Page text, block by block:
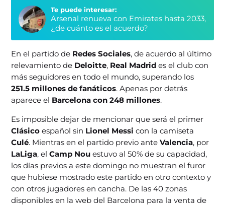
Te puede interesar:
Arsenal renueva con Emirates hasta 2033,
¿de cuánto es el acuerdo?
En el partido de Redes Sociales, de acuerdo al último
relevamiento de Deloitte, Real Madrid es el club con
más seguidores en todo el mundo, superando los
251.5 millones de fanáticos. Apenas por detrás
aparece el Barcelona con 248 millones.
Es imposible dejar de mencionar que será el primer
Clásico español sin Lionel Messicon la camiseta
Culé. Mientras en el partido previo anteValencia, por
LaLiga, elCamp Nou estuvo al 50% de su capacidad,
los días previos a este domingo no muestran el furor
que hubiese mostrado este partido en otro contexto y
con otros jugadores en cancha. De las 40 zonas
disponibles en la web del Barcelona para la venta de